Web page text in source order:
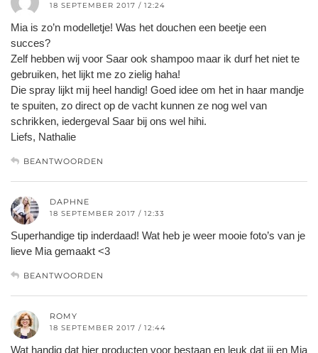
18 SEPTEMBER 2017 / 12:24
Mia is zo’n modelletje! Was het douchen een beetje een
succes?
Zelf hebben wij voor Saar ook shampoo maar ik durf het niet te
gebruiken, het lijkt me zo zielig haha!
Die spray lijkt mij heel handig! Goed idee om het in haar mandje
te spuiten, zo direct op de vacht kunnen ze nog wel van
schrikken, iedergeval Saar bij ons wel hihi.
Liefs, Nathalie
BEANTWOORDEN
DAPHNE
18 SEPTEMBER 2017 / 12:33
Superhandige tip inderdaad! Wat heb je weer mooie foto’s van je
lieve Mia gemaakt <3
BEANTWOORDEN
ROMY
18 SEPTEMBER 2017 / 12:44
Wat handig dat hier producten voor bestaan en leuk dat jij en Mia